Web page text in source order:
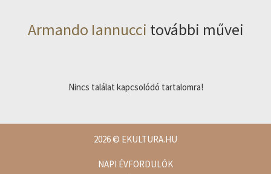
Armando Iannucci további művei
Nincs találat kapcsolódó tartalomra!
2026© EKULTURA.HU
NAPI ÉVFORDULÓK